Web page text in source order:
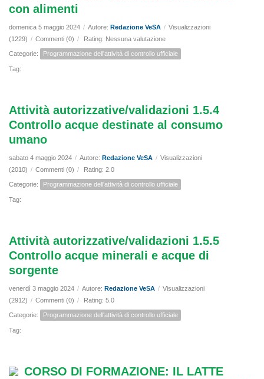
con alimenti
domenica 5 maggio 2024 / Autore: Redazione VeSA / Visualizzazioni
(1229) / Commenti (0) / Rating: Nessuna valutazione
Categorie: Programmazione dell'attività di controllo ufficiale
Tag:
Attività autorizzative/validazioni 1.5.4
Controllo acque destinate al consumo
umano
sabato 4 maggio 2024 / Autore: Redazione VeSA / Visualizzazioni
(2010) / Commenti (0) / Rating: 2.0
Categorie: Programmazione dell'attività di controllo ufficiale
Tag:
Attività autorizzative/validazioni 1.5.5
Controllo acque minerali e acque di
sorgente
venerdì 3 maggio 2024 / Autore: Redazione VeSA / Visualizzazioni
(2912) / Commenti (0) / Rating: 5.0
Categorie: Programmazione dell'attività di controllo ufficiale
Tag:
CORSO DI FORMAZIONE: IL LATTE